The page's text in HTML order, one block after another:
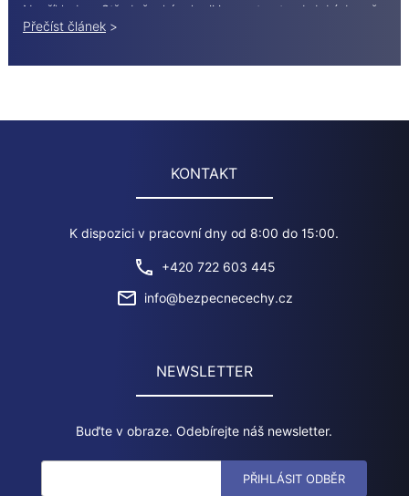
Například ve Středočeském kraji jsou v tomto období denně
vykradeny 3 až 4 rekreační nemovitosti. Klidná, méně
Přečíst článek>
KONTAKT
K dispozici v pracovní dny od 8:00 do 15:00.
+420 722 603 445
info@bezpecnecechy.cz
NEWSLETTER
Buďte v obraze. Odebírejte náš newsletter.